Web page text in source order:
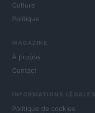
Culture
Politique
MAGAZINE
À propos
Contact
INFORMATIONS LÉGALES
Politique de cookies